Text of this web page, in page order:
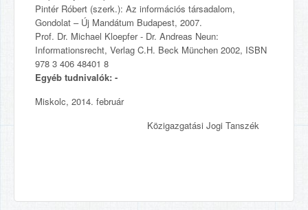
Pintér Róbert (szerk.): Az információs társadalom,
Gondolat – Új Mandátum Budapest, 2007.
Prof. Dr. Michael Kloepfer - Dr. Andreas Neun:
Informationsrecht, Verlag C.H. Beck München 2002, ISBN
978 3 406 48401 8
Egyéb tudnivalók: -
Miskolc, 2014. február
Közigazgatási Jogi Tanszék